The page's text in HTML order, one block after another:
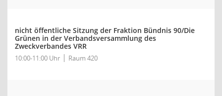
nicht öffentliche Sitzung der Fraktion Bündnis 90/Die
Grünen in der Verbandsversammlung des
Zweckverbandes VRR
10:00-11:00 Uhr Raum 420